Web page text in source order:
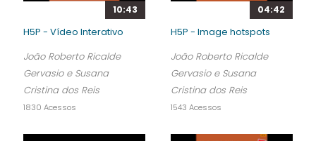
10:43
H5P - Vídeo Interativo
João Roberto Ricalde
Gervasio e Susana
Cristina dos Reis
1830 Acessos
04:42
H5P - Image hotspots
João Roberto Ricalde
Gervasio e Susana
Cristina dos Reis
1543 Acessos